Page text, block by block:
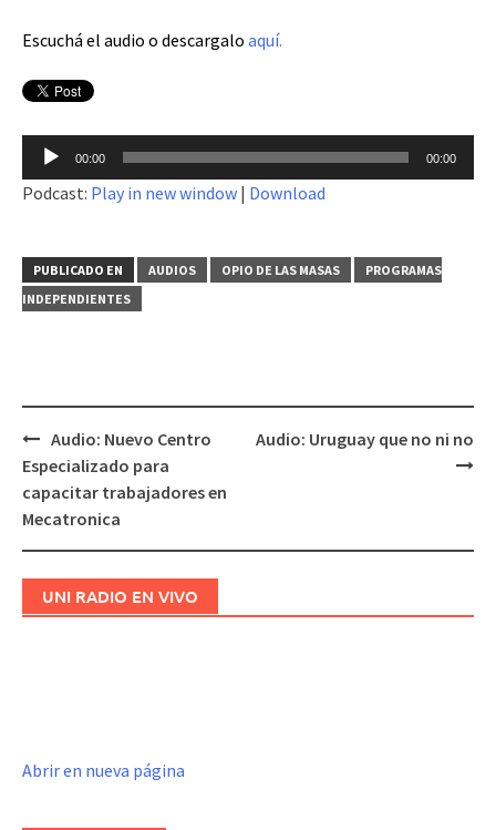
Escuchá el audio o descargalo aquí.
Reproductor
de
audio
00:00 00:00
Podcast: Play in new window | Download
PUBLICADO EN AUDIOS OPIO DE LAS MASAS
PROGRAMAS
INDEPENDIENTES
Navegación
de
entradas
Audio: Nuevo Centro
Especializado para
capacitar trabajadores en
Mecatronica
Audio: Uruguay que no ni no
UNI RADIO EN VIVO
Abrir en nueva página